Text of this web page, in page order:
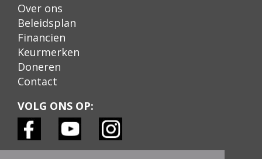
Over ons
Beleidsplan
Financien
Keurmerken
Doneren
Contact
VOLG ONS OP: